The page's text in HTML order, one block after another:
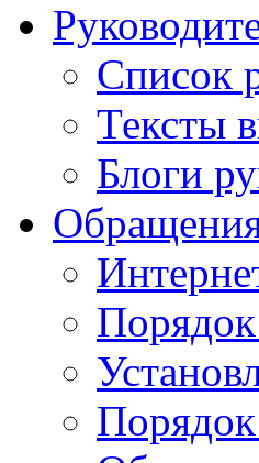
Список
Тексты
Блоги